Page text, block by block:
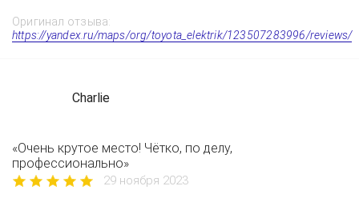
Оригинал отзыва:
https://yandex.ru/maps/org/toyota_elektrik/123507283996/reviews/
Charlie
«Очень крутое место! Чётко, по делу,
профессионально»
29 ноября 2023